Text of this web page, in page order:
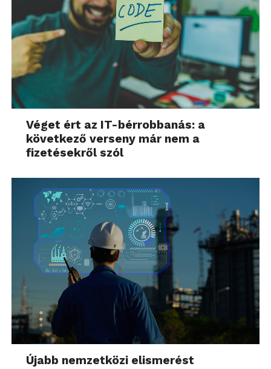
Véget ért az IT-bérrobbanás: a
következő verseny már nem a
fizetésekről szól
Újabb nemzetközi elismerést